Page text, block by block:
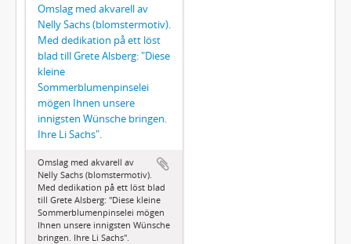
Omslag med akvarell av
Nelly Sachs (blomstermotiv).
Med dedikation på ett löst
blad till Grete Alsberg: "Diese
kleine
Sommerblumenpinselei
mögen Ihnen unsere
innigsten Wünsche bringen.
Ihre Li Sachs".
Omslag med akvarell av
Nelly Sachs (blomstermotiv).
Med dedikation på ett löst blad
till Grete Alsberg: "Diese kleine
Sommerblumenpinselei mögen
Ihnen unsere innigsten Wünsche
bringen. Ihre Li Sachs".